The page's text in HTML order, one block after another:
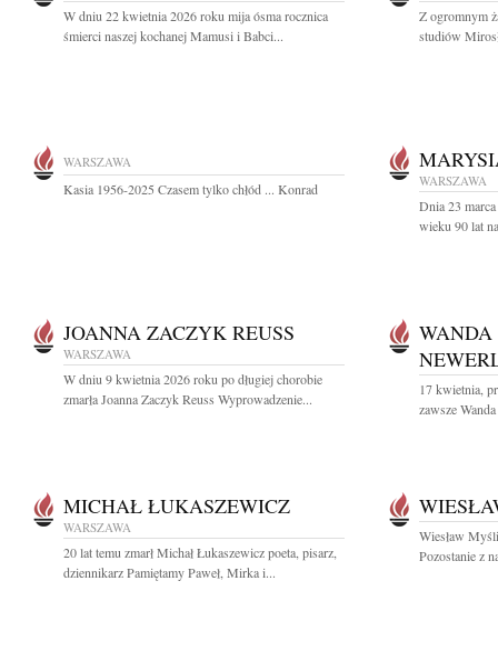
W dniu 22 kwietnia 2026 roku mija ósma rocznica
śmierci naszej kochanej Mamusi i Babci...
Z ogromnym
studiów
WARSZAWA
Kasia 1956-2025 Czasem tylko chłód ... Konrad WARSZAWA
Dnia 23
wieku 90 lat
JOANNA ZACZYK REUSS
WARSZAWA
W dniu 9 kwietnia 2026 roku po długiej chorobie
zmarła Joanna Zaczyk Reuss Wyprowadzenie...
17 kwietnia,
zawsze
MICHAŁ ŁUKASZEWICZ
WARSZAWA
20 lat temu zmarł Michał Łukaszewicz poeta, pisarz,
dziennikarz Pamiętamy Paweł, Mirka i...
Wiesław
Pozostanie z